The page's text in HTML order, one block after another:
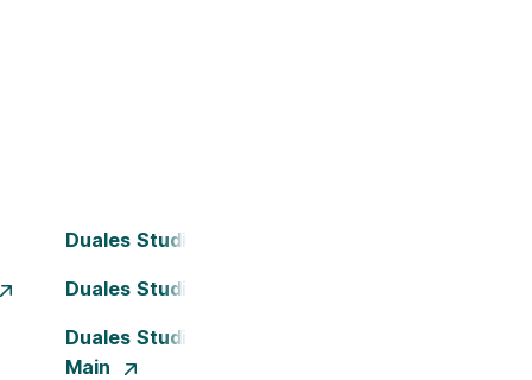
Duales Studium Bochum
Duales Studium Dortmund
Duales Studium Frankfurt am
Main